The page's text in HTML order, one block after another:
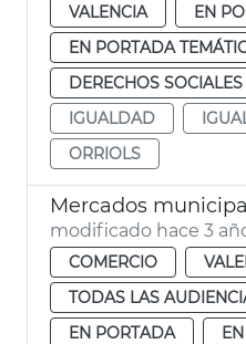
VALENCIA
EN
EN PORTADA
DERECHOS SOCIALES
IGUALDAD
ORRIOLS
modificado hace 3
COMERCIO
TODAS LAS
EN PORTADA